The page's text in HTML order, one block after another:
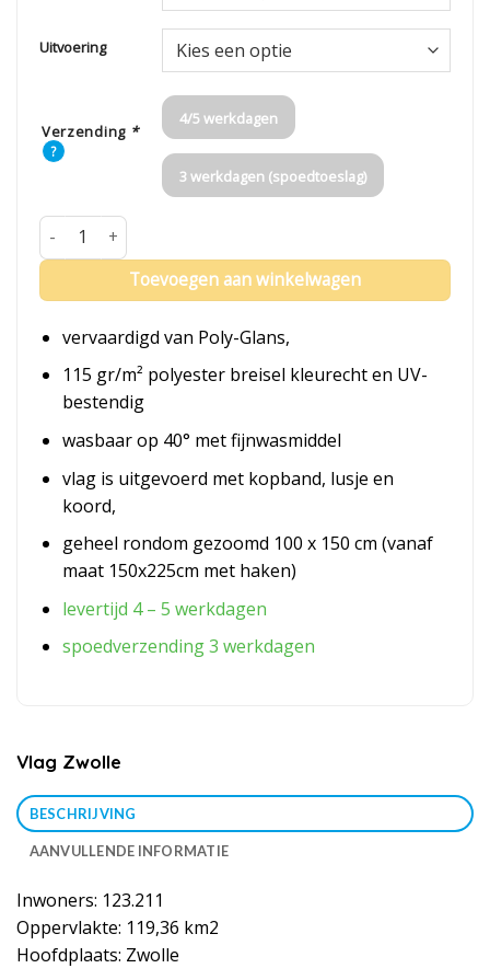
Uitvoering
Verzending *
?
4/5 werkdagen
3 werkdagen (spoedtoeslag)
Vlag Zwolle aantal
Toevoegen aan winkelwagen
vervaardigd van Poly-Glans,
115 gr/m² polyester breisel kleurecht en UV-
bestendig
wasbaar op 40° met fijnwasmiddel
vlag is uitgevoerd met kopband, lusje en
koord,
geheel rondom gezoomd 100 x 150 cm (vanaf
maat 150x225cm met haken)
levertijd 4 – 5 werkdagen
spoedverzending 3 werkdagen
Vlag Zwolle
BESCHRIJVING
AANVULLENDE INFORMATIE
Inwoners: 123.211
Oppervlakte: 119,36 km2
Hoofdplaats: Zwolle